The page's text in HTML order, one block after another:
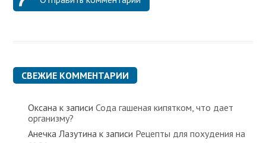
СВЕЖИЕ КОММЕНТАРИИ
Оксана к записиСода гашеная кипятком, что дает
организму?
Анечка Лазутина к записи Рецепты для похудения на